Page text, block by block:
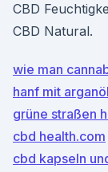
CBD
CBD Natural.
wie man
hanf mit
grüne straßen
cbd health.com
cbd kapseln